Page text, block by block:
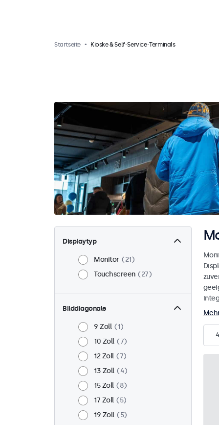
Startseite Kioske & Self-Service-Terminals
Displaytyp
Monitor
21
Touchscreen
27
Bilddiagonale
9 Zoll
1
10 Zoll
7
12 Zoll
7
13 Zoll
4
15 Zoll
8
17 Zoll
5
19 Zoll
5